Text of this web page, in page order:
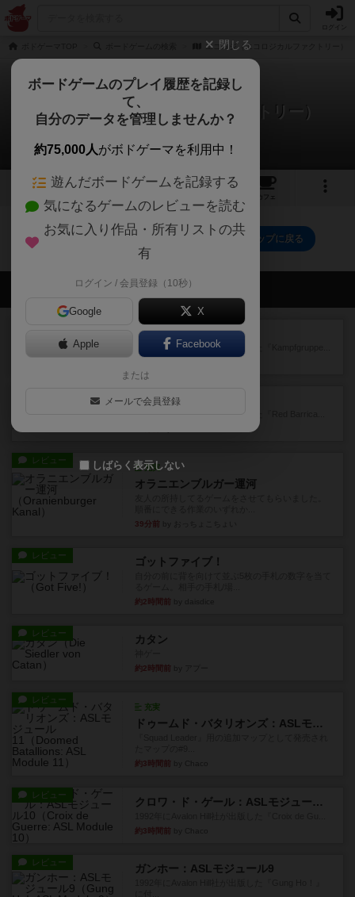
エコロジ（エコロジカルファクトリー）
エコロジ（エコロジカルファクトリー）
0件のルール/インスト
10 1 9
カフェ
エコロジ（エコロジカルファクトリー）のトップに戻る
会員の新しい投稿
パイパー戦闘団1
1993年にAvalon Hill社が出版した『Kampfgruppe...
レッドバリケ－ド工場
レビュー
充実
オラニエンブルガー運河
39分前
レビュー ゴットファイブ！
約2時間前
レビュー カタン
約2時間前
レビュー
充実
ドゥームド・バタリオンズ：ASLモジュール11
約3時間前
レビュー
クロワ・ド・ゲール：ASLモジュール10
約3時間前
レビュー ガンホー：ASLモジュール9
閉じる
ボードゲームのプレイ履歴を記録し
て、
自分のデータを管理しませんか？
約75,000人がボドゲーマを利用中！
遊んだボードゲームを記録する
気になるゲームのレビューを読む
お気に入り作品・所有リストの共
有
ログイン / 会員登録（10秒）
Google X
Apple Facebook
または
メールで会員登録
しばらく表示しない